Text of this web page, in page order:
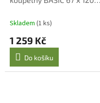
Skladem (1 ks)
1 259 Kč
Do košíku